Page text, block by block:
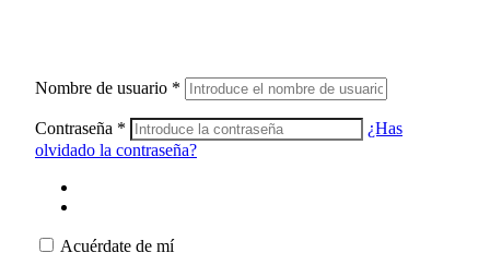
Nombre de usuario *
Contraseña *
¿Has
olvidado la contraseña?
Acuérdate de mí